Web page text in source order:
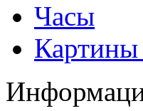
Часы
Картины